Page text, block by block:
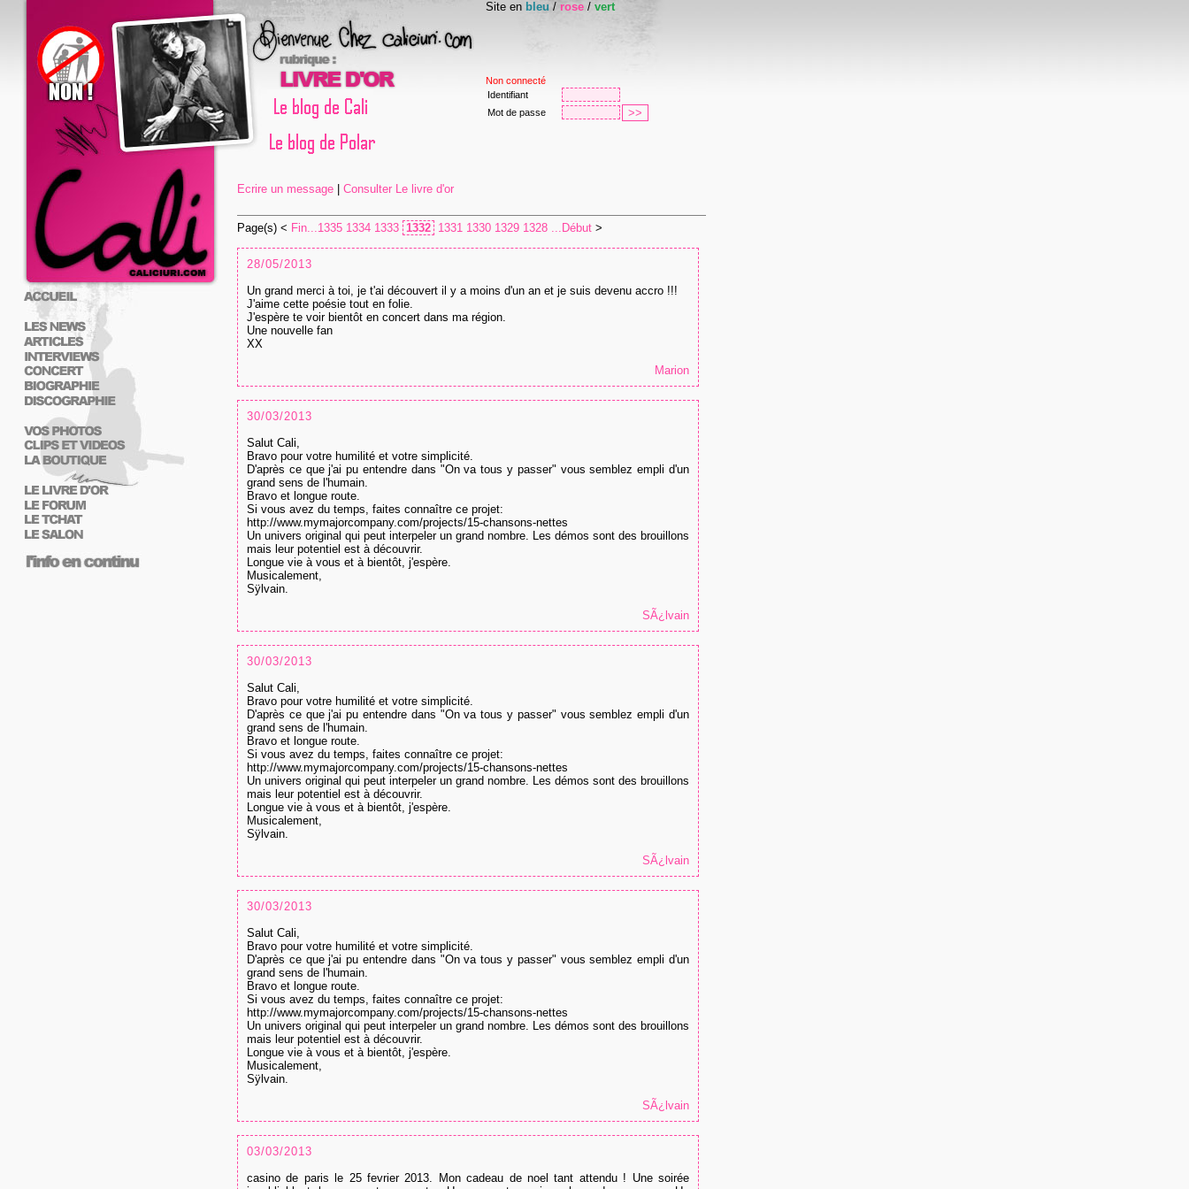
Site en bleu / rose / vert
Non connecté
Identifiant
Mot de passe
Ecrire un message Consulter Le livre d'or
Page(s) < Fin...1335 1334 1333 1332 1331 1330 1329 1328 ...Début >
28/05/2013
Un grand merci à toi, je t'ai découvert il y a moins d'un an et je suis devenu accro !!!
J'aime cette poésie tout en folie.
J'espère te voir bientôt en concert dans ma région.
Une nouvelle fan
XX
Marion
30/03/2013
Salut Cali,
Bravo pour votre humilité et votre simplicité.
D'après ce que j'ai pu entendre dans "On va tous y passer" vous semblez empli d'un
grand sens de l'humain.
Bravo et longue route.
Si vous avez du temps, faites connaître ce projet:
http://www.mymajorcompany.com/projects/15-chansons-nettes
Un univers original qui peut interpeler un grand nombre. Les démos sont des brouillons
mais leur potentiel est à découvrir.
Longue vie à vous et à bientôt, j'espère.
Musicalement,
Sÿlvain.
SÃ¿lvain
30/03/2013
Salut Cali,
Bravo pour votre humilité et votre simplicité.
D'après ce que j'ai pu entendre dans "On va tous y passer" vous semblez empli d'un
grand sens de l'humain.
Bravo et longue route.
Si vous avez du temps, faites connaître ce projet:
http://www.mymajorcompany.com/projects/15-chansons-nettes
Un univers original qui peut interpeler un grand nombre. Les démos sont des brouillons
mais leur potentiel est à découvrir.
Longue vie à vous et à bientôt, j'espère.
Musicalement,
Sÿlvain.
SÃ¿lvain
30/03/2013
Salut Cali,
Bravo pour votre humilité et votre simplicité.
D'après ce que j'ai pu entendre dans "On va tous y passer" vous semblez empli d'un
grand sens de l'humain.
Bravo et longue route.
Si vous avez du temps, faites connaître ce projet:
http://www.mymajorcompany.com/projects/15-chansons-nettes
Un univers original qui peut interpeler un grand nombre. Les démos sont des brouillons
mais leur potentiel est à découvrir.
Longue vie à vous et à bientôt, j'espère.
Musicalement,
Sÿlvain.
SÃ¿lvain
03/03/2013
casino de paris le 25 fevrier 2013. Mon cadeau de noel tant attendu ! Une soirée